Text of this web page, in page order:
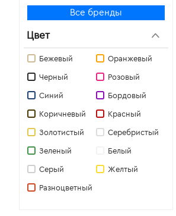
ФЭСТ
Beth Richards
U.S. Polo Assn.
Halens
Grishko
GAP
Modis
Все бренды
Цвет
Бежевый Оранжевый
Черный Розовый
Синий Бордовый
Коричневый Красный
Золотистый Серебристый
Зеленый Белый
Серый Желтый
Разноцветный